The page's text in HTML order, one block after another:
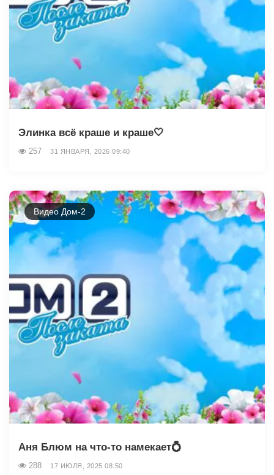
Элинка всё краше и краше🤍
257 31 ЯНВАРЯ, 2026 09:40
Видео Дом-2
Аня Блюм на что-то намекает💍
288 17 ИЮЛЯ, 2025 08:50